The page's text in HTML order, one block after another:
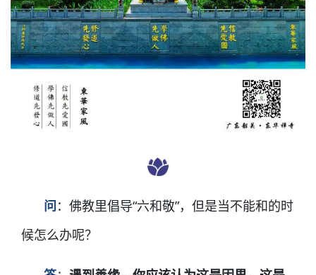
问： 佛教里倡导“六和敬”，但是当不能和的时
候怎么办呢？